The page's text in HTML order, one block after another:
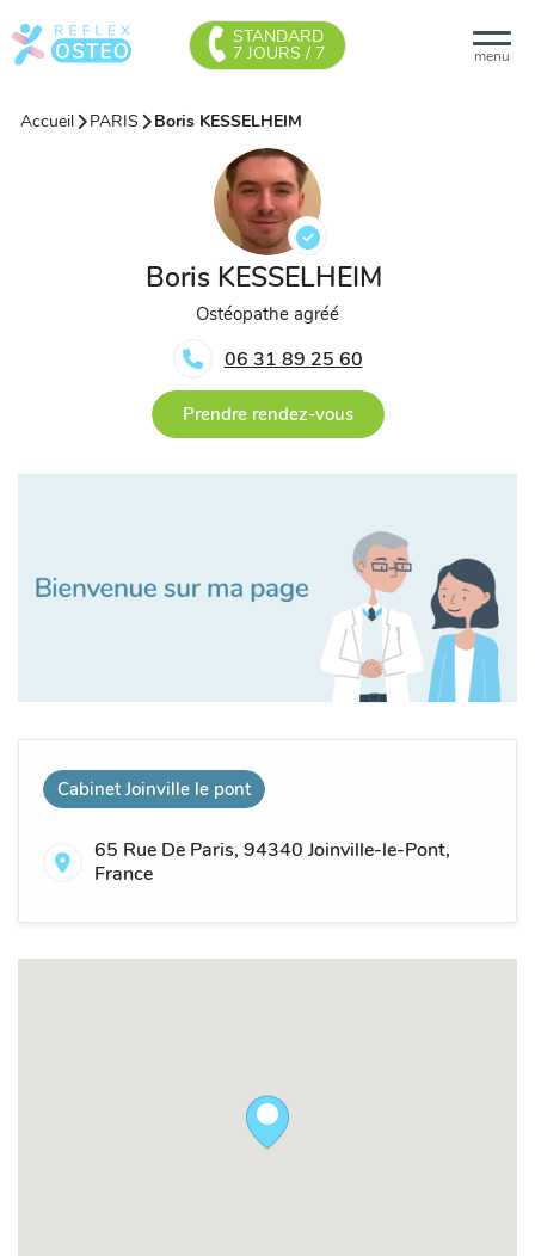
menu
STANDARD
7 JOURS / 7
Accueil PARIS Boris KESSELHEIM
Boris KESSELHEIM
Ostéopathe agréé
06 31 89 25 60
Prendre rendez-vous
Cabinet Joinville le pont
65 Rue De Paris, 94340 Joinville-le-Pont,
France